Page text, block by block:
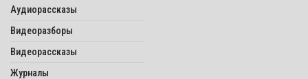
Аудиорассказы
Видеоразборы
Видеорассказы
Журналы